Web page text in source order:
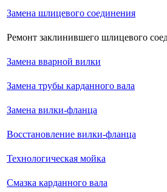
Замена шлицевого соединения
Ремонт заклинившего шлицевого
Замена вварной вилки
Замена трубы карданного вала
Замена вилки-фланца
Восстановление вилки-фланца
Технологическая мойка
Смазка карданного вала